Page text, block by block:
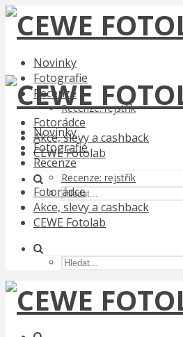
Novinky
Fotografie
Recenze
Recenze: rejstřík
Fotorádce
Akce, slevy a cashback
CEWE Fotolab
Novinky
Fotografie
Recenze
Recenze: rejstřík
Fotorádce
Akce, slevy a cashback
CEWE Fotolab